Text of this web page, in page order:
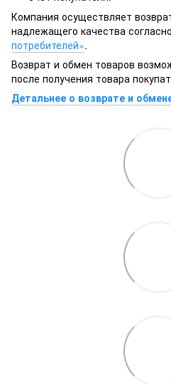
Компания осуществляет
надлежащего качества
потребителей».
Возврат и обмен товаров
после получения товара
Детальнее о возврате и